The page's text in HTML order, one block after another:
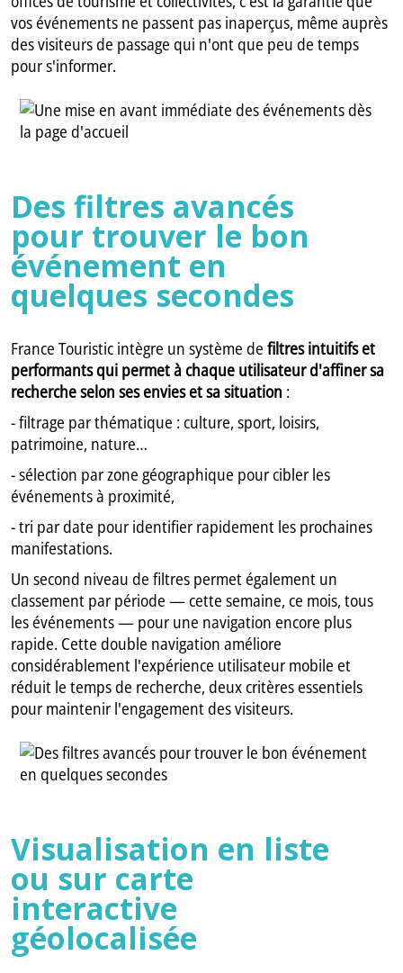
vos événements ne passent pas inaperçus, même auprès
des visiteurs de passage qui n'ont que peu de temps
pour s'informer.
Des filtres avancés
pour trouver le bon
événement en
quelques secondes
France Touristic intègre un système defiltres intuitifs et
performants qui permet à chaque utilisateur d'affiner sa
recherche selon ses envies et sa situation :
- filtrage par thématique : culture, sport, loisirs,
patrimoine, nature…
- sélection par zone géographique pour cibler les
événements à proximité,
- tri par date pour identifier rapidement les prochaines
manifestations.
Un second niveau de filtres permet également un
classement par période — cette semaine, ce mois, tous
les événements — pour une navigation encore plus
rapide. Cette double navigation améliore
considérablement l'expérience utilisateur mobile et
réduit le temps de recherche, deux critères essentiels
pour maintenir l'engagement des visiteurs.
Visualisation en liste
ou sur carte
interactive
géolocalisée